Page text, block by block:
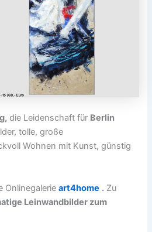
die Leidenschaft für Berlin
tolle, große
Wohnen mit Kunst, günstig
Onlinegalerieart4home . Zu
Leinwandbilder zum